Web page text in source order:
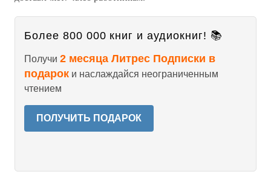
Более 800 000 книг и аудиокниг! 📚
Получи 2 месяца Литрес Подписки в
подарок и наслаждайся неограниченным
чтением
ПОЛУЧИТЬ ПОДАРОК